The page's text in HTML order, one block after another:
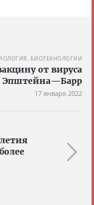
БИОТЕХНОЛОГИИ
от вируса
Эпштейна—Барр
17 января 2022